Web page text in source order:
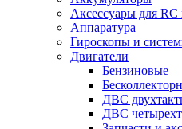
Аксессуары для RC
Аппаратура
Гироскопы и
Двигатели
Бензиновые
ДВС
ДВС